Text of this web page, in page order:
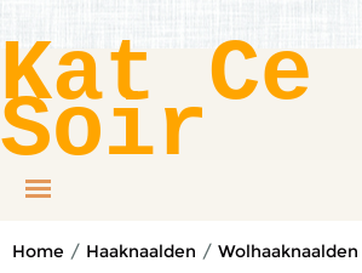
Kat Ce
Soir
Home / Haaknaalden /